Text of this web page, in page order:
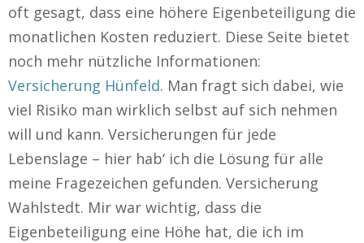
oft gesagt, dass eine höhere Eigenbeteiligung die
monatlichen Kosten reduziert. Diese Seite bietet
noch mehr nützliche Informationen:
Versicherung Hünfeld. Man fragt sich dabei, wie
viel Risiko man wirklich selbst auf sich nehmen
will und kann. Versicherungen für jede
Lebenslage – hier hab‘ ich die Lösung für alle
meine Fragezeichen gefunden. Versicherung
Wahlstedt. Mir war wichtig, dass die
Eigenbeteiligung eine Höhe hat, die ich im